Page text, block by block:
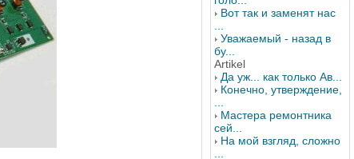
Вот так и заменят нас
Уважаемый - назад в
бу...
Artikel
Да уж... как только Ав...
Конечно, утверждение,
Мастера ремонтника
сей...
На мой взгляд, сложно